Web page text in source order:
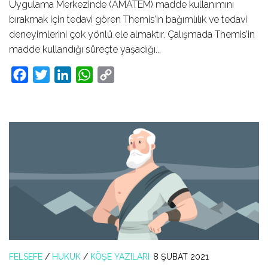
Uygulama Merkezinde (AMATEM) madde kullanımını
bırakmak için tedavi gören Themis’in bağımlılık ve tedavi
deneyimlerini çok yönlü ele almaktır. Çalışmada Themis’in
madde kullandığı süreçte yaşadığı...
Facebook
Twitter LinkedInWhatsApp
FELSEFE / HUKUK / KÖŞE YAZILARI 8 ŞUBAT 2021